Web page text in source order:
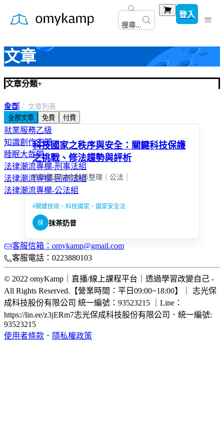
搜尋...
登入
文章
文章分類+
全部
知識文章分享
就業服務乙級
知識創作空間
睡眠大哉問
法律潮流專欄-刑事法組
法律潮流專欄-民商法組
法律潮流專欄-公法組
首頁
文章列表
全部文章
免費 付費
科技國家之秩序與安全：關鍵科技保護
之挑戰、修法趨勢與評析
修法暨研討會動態整理｜公法｜
#關鍵技術、科技國家、國家安全法
抹 抹茶奶昔
客服信箱：omykamp@gmail.com
客服電話：0223880103
© 2022 omyKamp｜直播/線上課程平台｜透過學習改變自己 -
All Rights Reserved.【營業時間：平日09:00~18:00】｜ 志光保
成科技股份有限公司 統一編號：93523215 ｜Line：
https://lin.ee/z3jERm7志光保成科技股份有限公司 ． 統一編號:
93523215
使用者條款 ． 隱私權政策